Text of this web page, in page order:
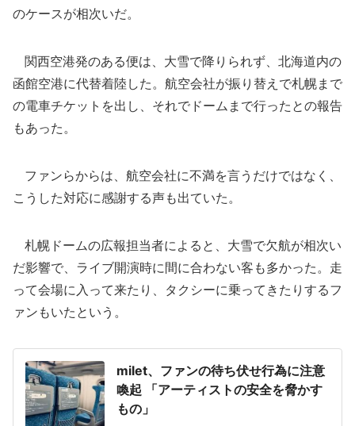
のケースが相次いだ。
関西空港発のある便は、大雪で降りられず、北海道内の
函館空港に代替着陸した。航空会社が振り替えで札幌まで
の電車チケットを出し、それでドームまで行ったとの報告
もあった。
ファンらからは、航空会社に不満を言うだけではなく、
こうした対応に感謝する声も出ていた。
札幌ドームの広報担当者によると、大雪で欠航が相次い
だ影響で、ライブ開演時に間に合わない客も多かった。走
って会場に入って来たり、タクシーに乗ってきたりするフ
ァンもいたという。
milet、ファンの待ち伏せ行為に注意
喚起 「アーティストの安全を脅かす
もの」